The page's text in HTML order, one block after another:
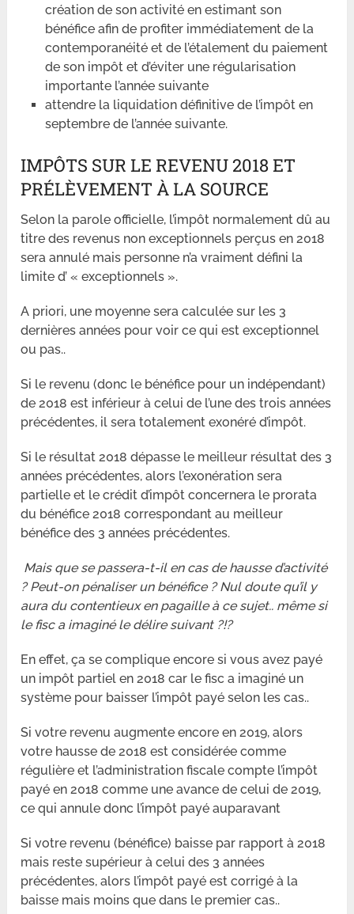
création de son activité en estimant son
bénéfice afin de profiter immédiatement de la
contemporanéité et de l’étalement du paiement
de son impôt et d’éviter une régularisation
importante l’année suivante
attendre la liquidation définitive de l’impôt en
septembre de l’année suivante.
IMPÔTS SUR LE REVENU 2018 ET
PRÉLÈVEMENT À LA SOURCE
Selon la parole officielle, l’impôt normalement dû au
titre des revenus non exceptionnels perçus en 2018
sera annulé mais personne n’a vraiment défini la
limite d’ « exceptionnels ».
A priori, une moyenne sera calculée sur les 3
dernières années pour voir ce qui est exceptionnel
ou pas..
Si le revenu (donc le bénéfice pour un indépendant)
de 2018 est inférieur à celui de l’une des trois années
précédentes, il sera totalement exonéré d’impôt.
Si le résultat 2018 dépasse le meilleur résultat des 3
années précédentes, alors l’exonération sera
partielle et le crédit d’impôt concernera le prorata
du bénéfice 2018 correspondant au meilleur
bénéfice des 3 années précédentes.
Mais que se passera-t-il en cas de hausse d’activité
? Peut-on pénaliser un bénéfice ? Nul doute qu’il y
aura du contentieux en pagaille à ce sujet.. même si
le fisc a imaginé le délire suivant ?!?
En effet, ça se complique encore si vous avez payé
un impôt partiel en 2018 car le fisc a imaginé un
système pour baisser l’impôt payé selon les cas..
Si votre revenu augmente encore en 2019, alors
votre hausse de 2018 est considérée comme
régulière et l’administration fiscale compte l’impôt
payé en 2018 comme une avance de celui de 2019,
ce qui annule donc l’impôt payé auparavant
Si votre revenu (bénéfice) baisse par rapport à 2018
mais reste supérieur à celui des 3 années
précédentes, alors l’impôt payé est corrigé à la
baisse mais moins que dans le premier cas..